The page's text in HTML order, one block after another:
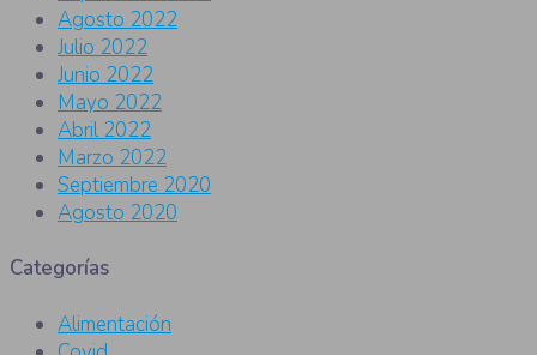
Agosto 2022
Julio 2022
Junio 2022
Mayo 2022
Abril 2022
Marzo 2022
Septiembre 2020
Agosto 2020
Categorías
Alimentación